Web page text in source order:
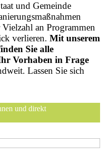
und Gemeinde
an Programmen
verlieren. Mit unserem
Sie alle
Vorhaben in Frage
Lassen Sie sich
und direkt